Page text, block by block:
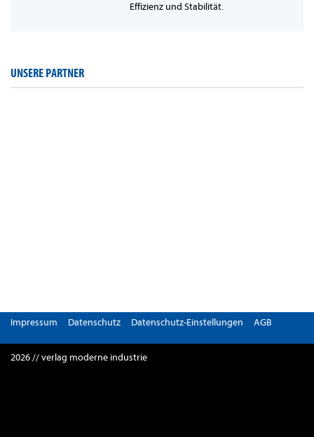
Effizienz und Stabilität.
UNSERE PARTNER
Impressum Datenschutz Datenschutz-Einstellungen AGB
2026 // verlag moderne industrie